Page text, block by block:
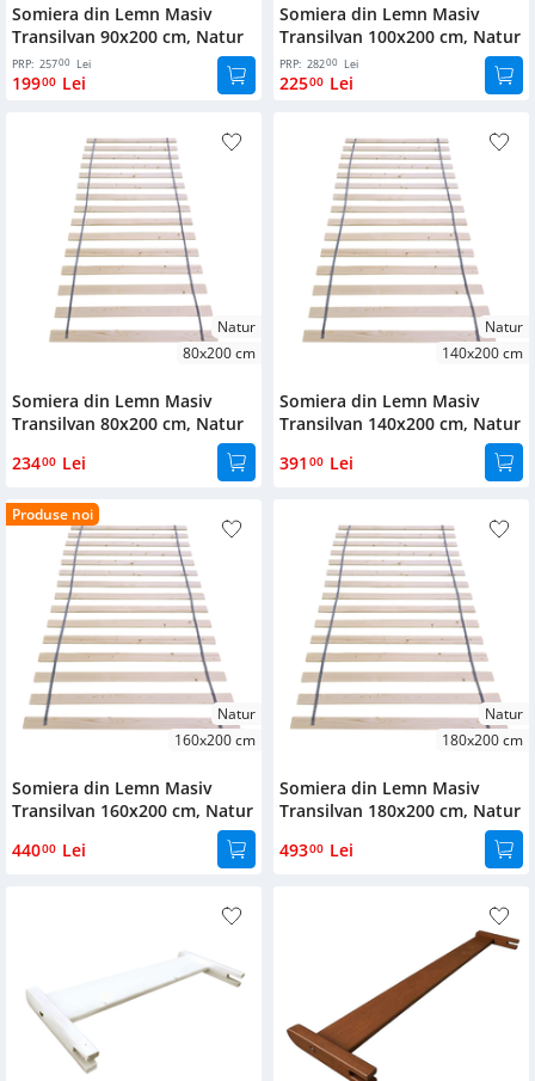
Culoare
Nuc
Cires
Lacuit
Dimensiuni
100x200
160x200
180x200
75x27x5
155x27x5
122x27x5
198x41
Material
Somiera din Lemn Masiv
Transilvan 90x200 cm, Natur
PRP: 25700 Lei
19900 Lei
Somiera din Lemn Masiv
Transilvan 100x200 cm, Natur
PRP: 28200 Lei
22500 Lei
Natur
80x200 cm
Somiera din Lemn Masiv
Transilvan 80x200 cm, Natur
23400 Lei
Natur
140x200 cm
Somiera din Lemn Masiv
Transilvan 140x200 cm, Natur
391 00 Lei
Produse noi
Natur
160x200 cm
Somiera din Lemn Masiv
Transilvan 160x200 cm, Natur
44000 Lei
Natur
180x200 cm
Somiera din Lemn Masiv
Transilvan 180x200 cm, Natur
49300 Lei
Patuturi
pentru
bebelusi
de
depozitare
Cutii
Suport
pantofi
Mobilier
gradina
copii
Birouri
Dulapuri
Bufet
Biblioteca
Comode
textile
Oglinzi
mobilier
Accesorii
pat
Accesorii
fitness
Cuiere
Stalp
delimitare